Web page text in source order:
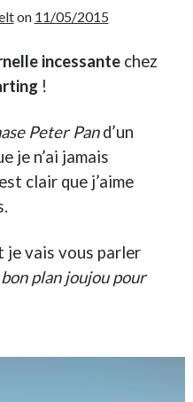
#52
vélorution toute personnelle
ma vélorution toute
#52
ma vélorution toute
on 11/05/2015
incessante chez
!
Peter Pand’un
je n’ai jamais
clair que j’aime
je vais vous parler
plan joujou pour